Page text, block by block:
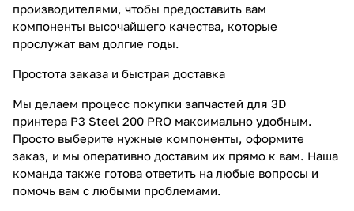
производителями, чтобы предоставить вам
компоненты высочайшего качества, которые
прослужат вам долгие годы.
Простота заказа и быстрая доставка
Мы делаем процесс покупки запчастей для 3D
принтера P3 Steel 200 PRO максимально удобным.
Просто выберите нужные компоненты, оформите
заказ, и мы оперативно доставим их прямо к вам. Наша
команда также готова ответить на любые вопросы и
помочь вам с любыми проблемами.